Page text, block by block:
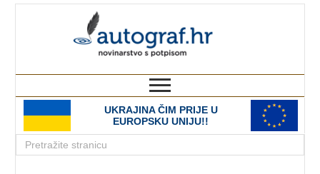
UKRAJINA ČIM PRIJE U
EUROPSKU UNIJU!!